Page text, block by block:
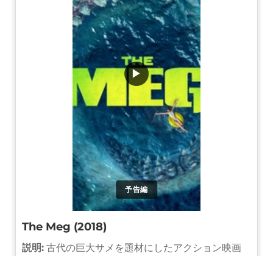
予告編
▶
The Meg (2018)
説明: 古代の巨大サメを題材にしたアクション映画